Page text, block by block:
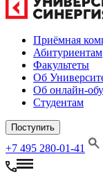
Приёмная
Абитуриентам
Факультеты
Об
Об онлайн-
Студентам
Поступить
+7 495 280-01-41